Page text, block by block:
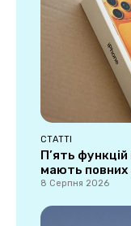
СТАТТІ
П’ять функцій
мають повних
8 Серпня 2026